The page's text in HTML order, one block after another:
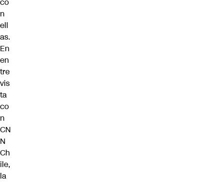
n
ell
as.
En
en
tre
vis
ta
co
n
CN
N
Ch
ile,
la